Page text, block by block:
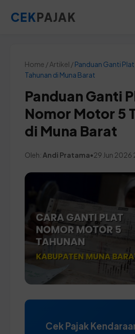
CEKPAJAK
Home / Artikel /Panduan Ganti
Tahunan di Muna Barat
Panduan Ganti
Nomor Motor 5
di Muna Barat
Oleh: Andi Pratama•29 Jun 2026
Cek Pajak